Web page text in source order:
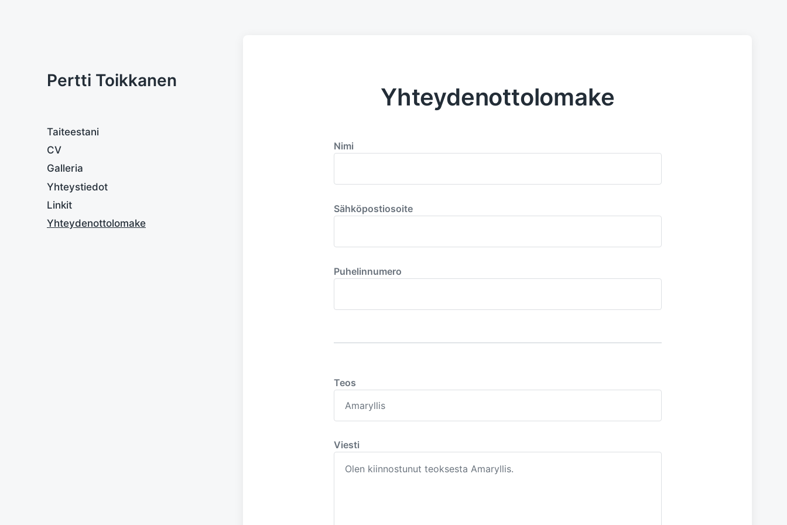
Pertti Toikkanen
Taiteestani
CV
Galleria
Yhteystiedot
Linkit
Yhteydenottolomake
Yhteydenottolomake
Nimi
Sähköpostiosoite
Puhelinnumero
Teos
Viesti